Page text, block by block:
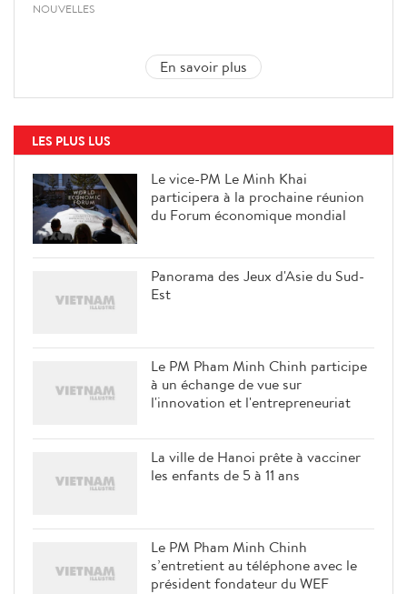
NOUVELLES
En savoir plus
LES PLUS LUS
Le vice-PM Le Minh Khai
participera à la prochaine réunion
du Forum économique mondial
Panorama des Jeux d'Asie du Sud-
Est
Le PM Pham Minh Chinh participe
à un échange de vue sur
l'innovation et l'entrepreneuriat
La ville de Hanoi prête à vacciner
les enfants de 5 à 11 ans
Le PM Pham Minh Chinh
s’entretient au téléphone avec le
président fondateur du WEF